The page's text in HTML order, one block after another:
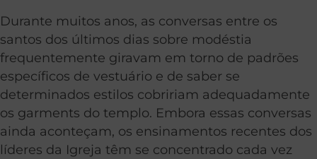
Durante muitos anos, as conversas entre os
santos dos últimos dias sobre modéstia
frequentemente giravam em torno de padrões
específicos de vestuário e de saber se
determinados estilos cobririam adequadamente
os garments do templo. Embora essas conversas
ainda aconteçam, os ensinamentos recentes dos
líderes da Igreja têm se concentrado cada vez